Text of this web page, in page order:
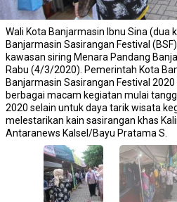
Wali Kota Banjarmasin Ibnu Sina (dua
Banjarmasin Sasirangan Festival
kawasan siring Menara Pandang
Rabu (4/3/2020). Pemerintah Kota
Banjarmasin Sasirangan Festival
berbagai macam kegiatan mulai
2020 selain untuk daya tarik wisata
melestarikan kain sasirangan khas
Antaranews Kalsel/Bayu Pratama S.